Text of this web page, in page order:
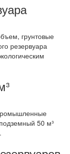
грунтовые
резервуара
50 м³